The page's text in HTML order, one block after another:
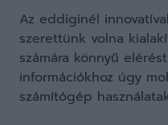
Az eddiginél
szerettünk volna
számára könnyű
információkhoz úgy
számítógép